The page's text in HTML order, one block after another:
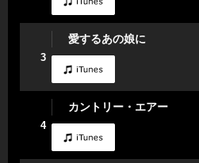
3
愛するあの娘に
4
カントリー・エアー